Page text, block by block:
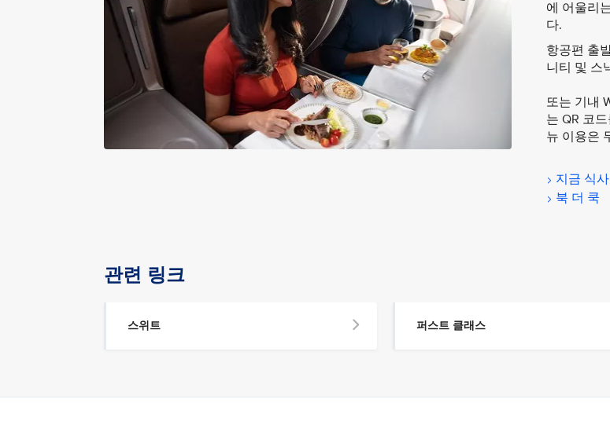
에 어울리
다.
항공편 출
니티 및 스
또는 기내
는 QR 코
뉴 이용은
지금 식
북 더 쿡
관련 링크
스위트 퍼스트 클래스